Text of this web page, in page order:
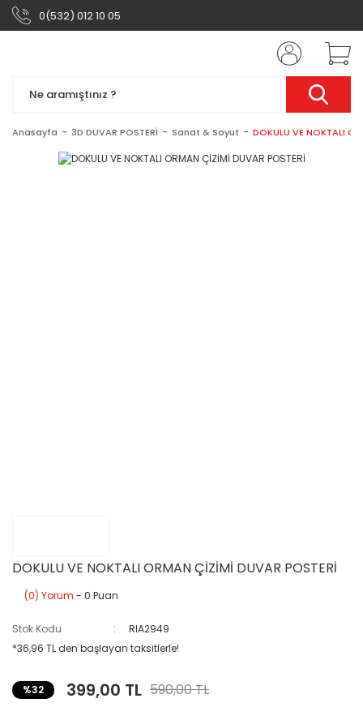
0(532) 012 10 05
Anasayfa 3D DUVAR POSTERİ Sanat & Soyut DOKULU VE NOKTALI
DOKULU VE NOKTALI ORMAN ÇİZİMİ DUVAR POSTERİ
(0) Yorum - 0 Puan
Stok Kodu
RIA2949
*36,96 TL den başlayan taksitlerle!
%32 399,00 TL 590,00 TL